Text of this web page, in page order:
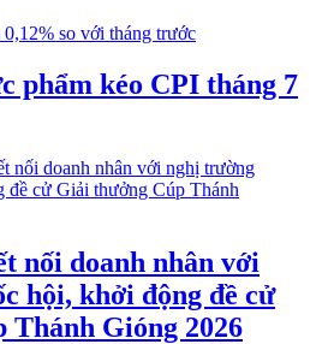
phẩm kéo CPI tháng 7
nối doanh nhân với
hội, khởi động đề cử
Thánh Gióng 2026